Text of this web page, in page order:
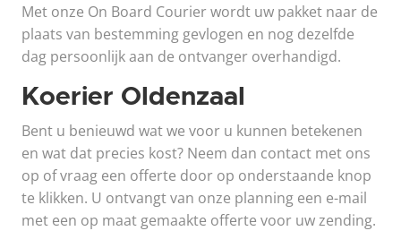
Met onze On Board Courier wordt uw pakket naar de
plaats van bestemming gevlogen en nog dezelfde
dag persoonlijk aan de ontvanger overhandigd.
Koerier Oldenzaal
Bent u benieuwd wat we voor u kunnen betekenen
en wat dat precies kost? Neem dan contact met ons
op of vraag een offerte door op onderstaande knop
te klikken. U ontvangt van onze planning een e-mail
met een op maat gemaakte offerte voor uw zending.